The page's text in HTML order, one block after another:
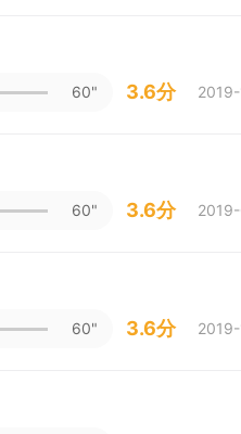
60" 3.6分
60" 3.6分
60" 3.6分